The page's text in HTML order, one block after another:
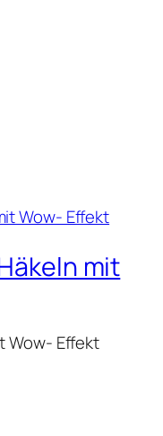
mit
Wow- Effekt